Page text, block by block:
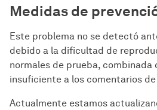
Medidas de
Este problema no se detectó
debido a la dificultad de
normales de prueba, combinada
insuficiente a los comentarios
Actualmente estamos